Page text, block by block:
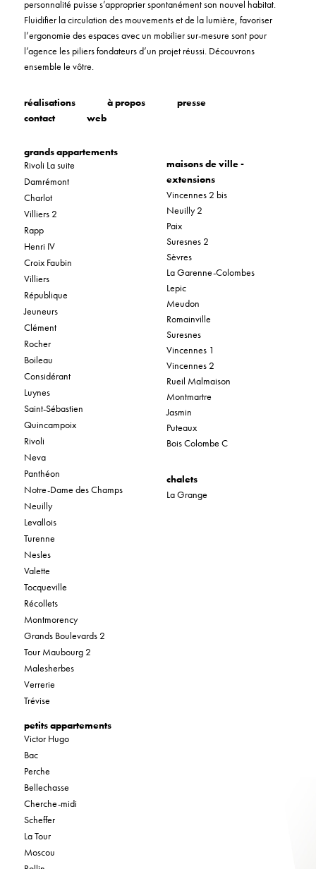
personnalité puisse s’approprier spontanément son nouvel habitat.
Fluidifier la circulation des mouvements et de la lumière, favoriser
l’ergonomie des espaces avec un mobilier sur-mesure sont pour
l’agence les piliers fondateurs d’un projet réussi. Découvrons
ensemble le vôtre.
réalisations à propos
presse
contact
web
grands appartements
Rivoli La suite
Damrémont
Charlot
Villiers 2
Rapp
Henri IV
Croix Faubin
Villiers
République
Jeuneurs
Clément
Rocher
Boileau
Considérant
Luynes
Saint-Sébastien
Quincampoix
Rivoli
Neva
Panthéon
Notre-Dame des Champs
Neuilly
Levallois
Turenne
Nesles
Valette
Tocqueville
Récollets
Montmorency
Grands Boulevards 2
Tour Maubourg 2
Malesherbes
Verrerie
Trévise
petits appartements
Victor Hugo
Bac
Perche
Bellechasse
Cherche-midi
Scheffer
La Tour
Moscou
maisons de ville -
extensions
Vincennes 2 bis
Neuilly 2
Paix
Suresnes 2
Sèvres
La Garenne-Colombes
Lepic
Meudon
Romainville
Suresnes
Vincennes 1
Vincennes 2
Rueil Malmaison
Montmartre
Jasmin
Puteaux
Bois Colombe C
chalets
La Grange